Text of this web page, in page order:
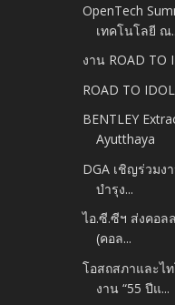
OpenTech
เทคโนโลยี ณ
งาน ROAD TO
ROAD TO
BENTLEY
Ayutthaya
DGA เชิญร่วมง
บำรุง...
ไอ.ซี.ซีฯ ส่งคอล
(คอล...
โอสถสภาและไ
งาน “55 ปีแ...